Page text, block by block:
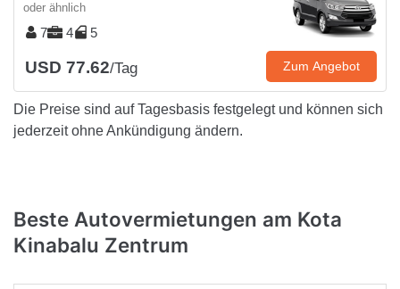
oder ähnlich
7 4 5
USD 77.62/Tag Zum Angebot
Die Preise sind auf Tagesbasis festgelegt und können sich
jederzeit ohne Ankündigung ändern.
Beste Autovermietungen am Kota
Kinabalu Zentrum